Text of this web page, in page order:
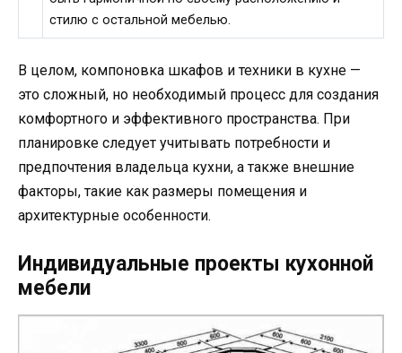
стилю с остальной мебелью.
В целом, компоновка шкафов и техники в кухне —
это сложный, но необходимый процесс для создания
комфортного и эффективного пространства. При
планировке следует учитывать потребности и
предпочтения владельца кухни, а также внешние
факторы, такие как размеры помещения и
архитектурные особенности.
Индивидуальные проекты кухонной
мебели